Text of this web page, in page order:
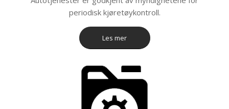
periodisk kjøretøykontroll.
Les mer